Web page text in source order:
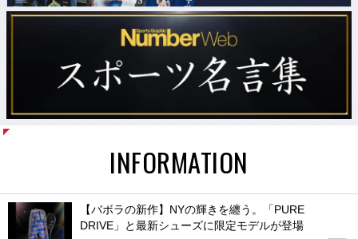
INFORMATION
【バボラの新作】NYの輝きを纏う。「PURE
DRIVE」と最新シューズに限定モデルが登場